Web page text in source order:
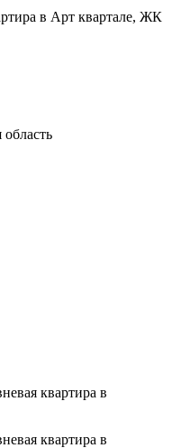
в Арт квартале, ЖК
квартира в
квартира в